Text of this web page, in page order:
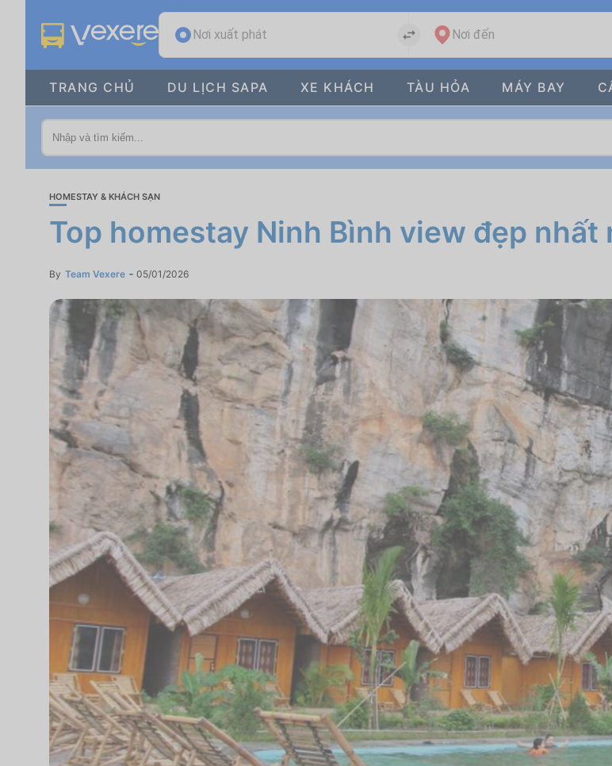
Nơi xuất phát Nơi đến
TRANG CHỦ DU LỊCH SAPA XE KHÁCH TÀU HỎA MÁY BAY
HOMESTAY & KHÁCH SẠN
Top homestay Ninh Bình view đẹp nhất
By Team Vexere 05/01/2026